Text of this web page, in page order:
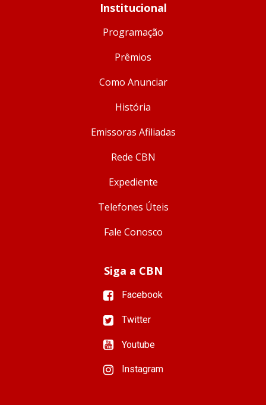
Institucional
Programação
Prêmios
Como Anunciar
História
Emissoras Afiliadas
Rede CBN
Expediente
Telefones Úteis
Fale Conosco
Siga a CBN
Facebook
Twitter
Youtube
Instagram